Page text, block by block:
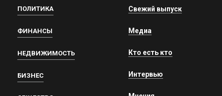
ПОЛИТИКА
ФИНАНСЫ
НЕДВИЖИМОСТЬ
БИЗНЕС
Свежий выпуск
Медиа
Кто есть кто
Интервью